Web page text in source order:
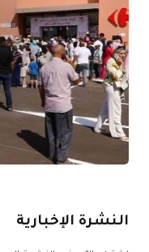
النشرة الإخبارية